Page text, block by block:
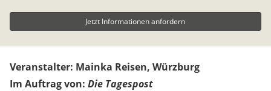
Veranstalter: Mainka Reisen, Würzburg
Im Auftrag von: Die Tagespost